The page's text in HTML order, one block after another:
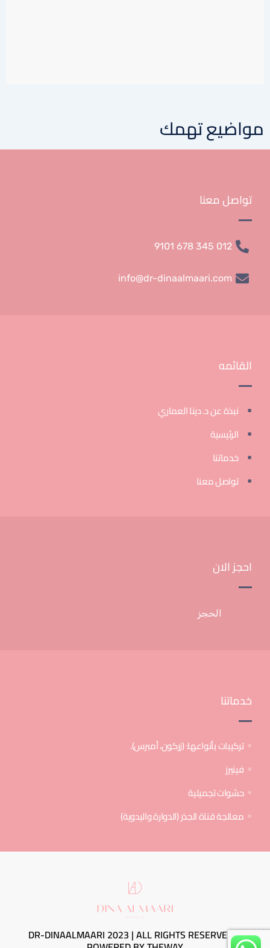
مواضيع تهمك
تواصل معنا
012 345 678 9101
info@dr-dinaalmaari.com
القائمه
نبذة عن د. دينا العماري
الرئيسية
خدماتنا
تواصل معنا
احجز الان
الحجز
خدماتنا
تركيبات بأنواعها: (زركون، أمبرس).
فينيرز
حشوات تجميلية
معالجة قناة الجذر (الدوارة واليدوية)
DR-DINAALMAARI 2023 | ALL RIGHTS RESERVED ©